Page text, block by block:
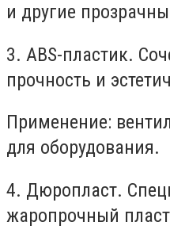
и другие
3. ABS-пластик.
прочность и
Применение:
для оборудования.
4. Дюропласт.
жаропрочный